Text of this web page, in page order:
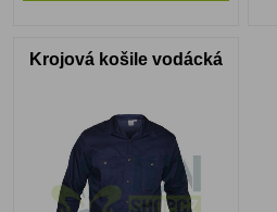
Krojová košile vodácká